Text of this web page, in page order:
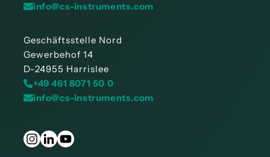
info@cs-instruments.com
Geschäftsstelle Nord
Gewerbehof 14
D-24955 Harrislee
+49 461 8071 50 0
info@cs-instruments.com